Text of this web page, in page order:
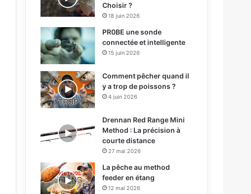
Choisir ?
18 juin 2026
PR0BE une sonde
connectée et intelligente
15 juin 2026
Comment pêcher quand il
y a trop de poissons ?
4 juin 2026
Drennan Red Range Mini
Method : La précision à
courte distance
27 mai 2026
La pêche au method
feeder en étang
12 mai 2026